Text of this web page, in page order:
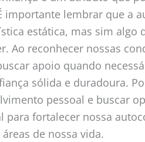
importante lembrar que a
estática, mas sim algo
Ao reconhecer nossas
apoio quando
sólida e duradoura.
pessoal e buscar
para fortalecer nossa
de nossa vida.